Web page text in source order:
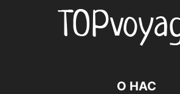
О НАС